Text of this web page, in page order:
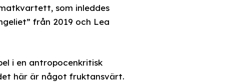
som inleddes
från 2019 och Lea
i en antropocenkritisk
här är något fruktansvärt.